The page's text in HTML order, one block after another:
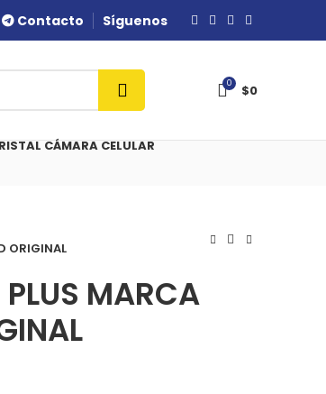
Contacto Síguenos
0 $0
CÁMARA CELULAR
ORIGINAL
MARCA